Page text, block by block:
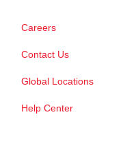
Careers
Contact Us
Global Locations
Help Center